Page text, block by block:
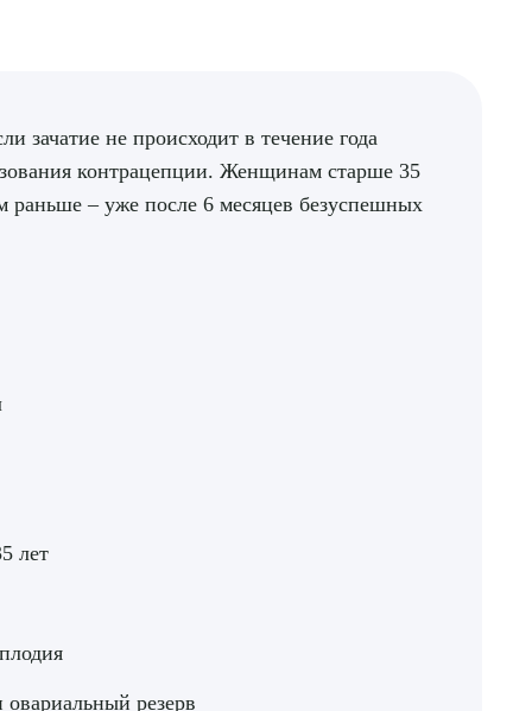
зачатие не происходит в течение года
контрацепции. Женщинам старше 35
раньше – уже после 6 месяцев безуспешных
лет
резерв